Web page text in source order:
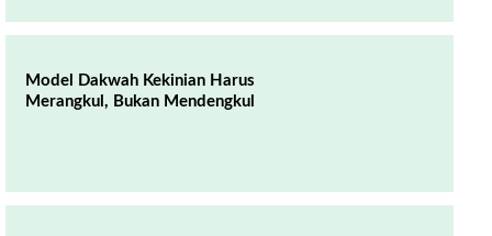
Model Dakwah Kekinian Harus
Merangkul, Bukan Mendengkul